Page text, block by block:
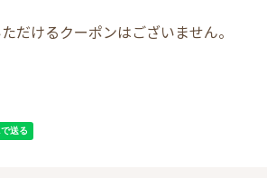
だけるクーポンはございません。